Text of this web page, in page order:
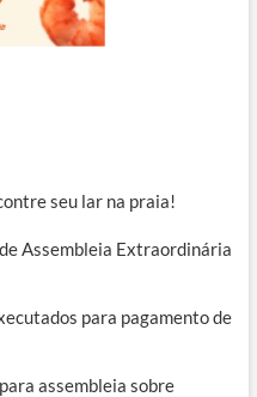
seu lar na praia!
Assembleia Extraordinária
para pagamento de
assembleia sobre